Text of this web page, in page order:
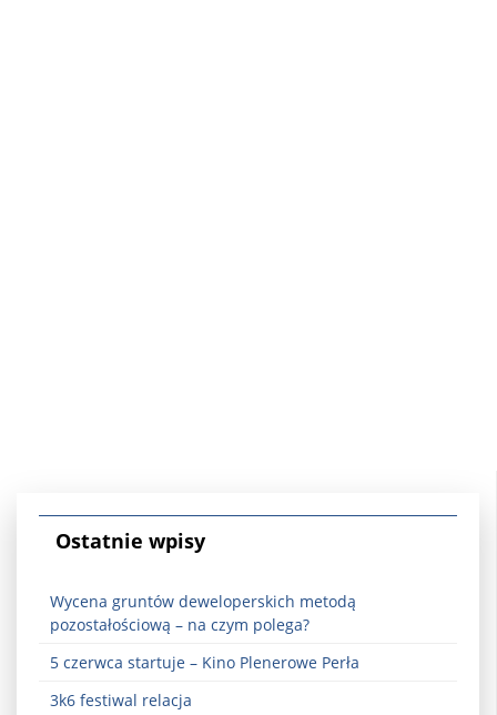
Ostatnie wpisy
Wycena gruntów deweloperskich metodą
pozostałościową – na czym polega?
5 czerwca startuje – Kino Plenerowe Perła
3k6 festiwal relacja